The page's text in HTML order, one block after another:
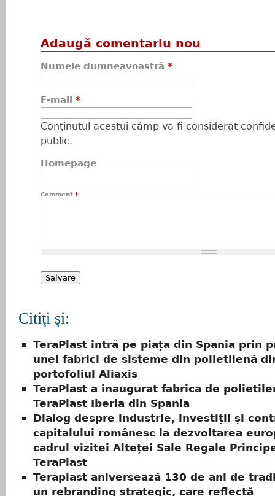
Adaugă comentariu nou
Numele dumneavoastră *
E-mail *
Conţinutul acestui câmp va fi considerat
public.
Homepage
Comment *
Citiţi şi:
TeraPlast intră pe piața din Spania prin
unei fabrici de sisteme din polietilenă
portofoliul Aliaxis
TeraPlast a inaugurat fabrica de
TeraPlast Iberia din Spania
Dialog despre industrie, investiții și
capitalului românesc la dezvoltarea
cadrul vizitei Alteței Sale Regale
TeraPlast
Teraplast aniversează 130 de ani de
un rebranding strategic, care reflectă